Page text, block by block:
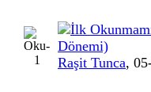
Dönemi)
Raşit Tunca,